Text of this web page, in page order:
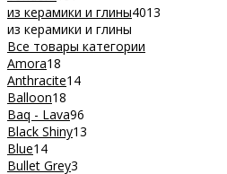
из керамики и глины4013
из керамики и глины
Все товары категории
Amora18
Anthracite14
Balloon18
Baq - Lava96
Black Shiny13
Blue14
Bullet Grey3